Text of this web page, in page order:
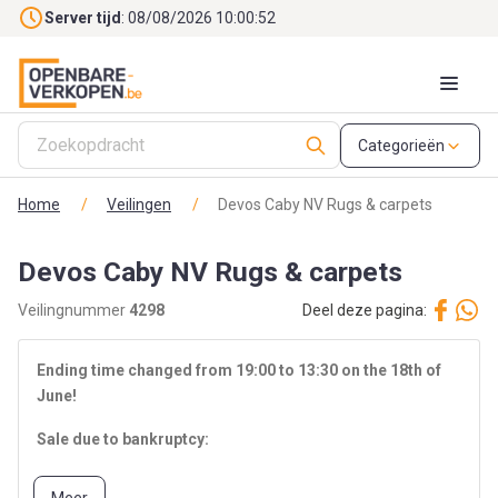
Skip to main content
Server tijd : 08/08/2026 10:00:54
Categorieën
Home / Veilingen / Devos Caby NV Rugs & carpets
Devos Caby NV Rugs & carpets
Veilingnummer 4298 Deel deze pagina:
Ending time changed from 19:00 to 13:30 on the 18th of
June!
Sale due to bankruptcy:
If interested in buying yarns and/or carpets, or a visit on site